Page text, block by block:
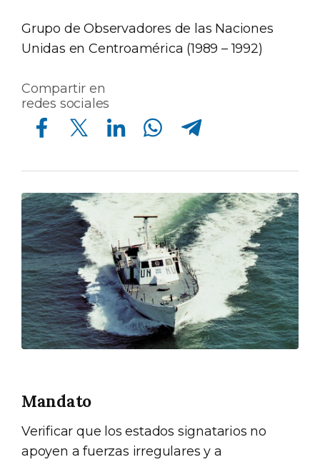
Grupo de Observadores de las Naciones
Unidas en Centroamérica (1989 – 1992)
Compartir en
redes sociales
Compartir en Facebook Compartir en Twitter Compartir en Linkedin Compartir en Whatsapp Compartir en Telegram
Mandato
Verificar que los estados signatarios no
apoyen a fuerzas irregulares y a